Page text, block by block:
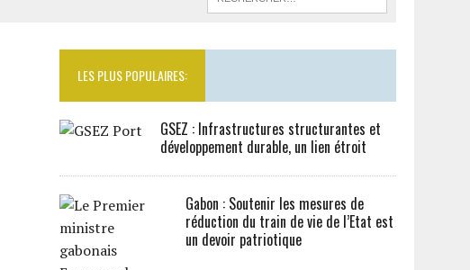
LES PLUS POPULAIRES:
GSEZ : Infrastructures structurantes et
développement durable, un lien étroit
Gabon : Soutenir les mesures de
réduction du train de vie de l’Etat est
un devoir patriotique